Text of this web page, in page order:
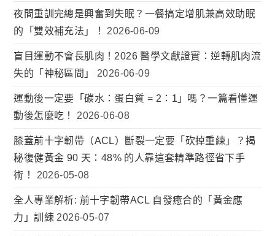
夜間重訓完總是興奮到失眠？一餐搞定增肌兼高效助眠
的「雙效補充法」！
2026-06-09
盲目運動不會長肌肉！2026 醫學文獻證實：逆轉肌肉流
失的「神秘區間」
2026-06-09
運動後一定要「碳水：蛋白質 = 2：1」嗎？一篇看懂運
動後怎麼吃！
2026-06-08
膝蓋前十字韌帶（ACL）斷裂一定要「砍掉重練」？揭
秘復健黃金 90 天：48% 的人靠這套精準路徑省下手
術！
2026-05-08
全人專業解析: 前十字韌帶ACL 自發癒合的「黃金應
力」訓練 2026-05-07